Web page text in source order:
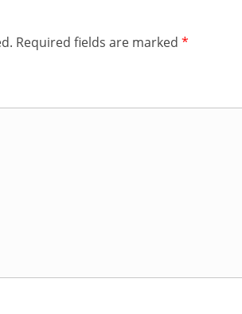
Required fields are marked *